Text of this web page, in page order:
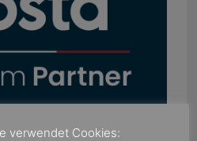
verwendet Cookies: